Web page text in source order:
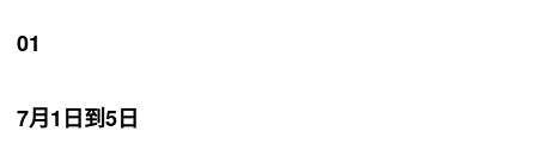
01
7月1日到5日